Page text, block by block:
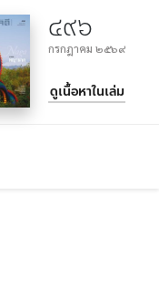
๔๙๖
กรกฎาคม ๒๕๖๙
ดูเนื้อหาในเล่ม